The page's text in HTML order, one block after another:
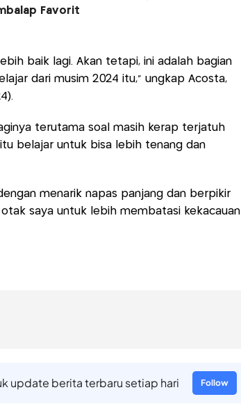
Favorit
baik lagi. Akan tetapi, ini adalah bagian
dari musim 2024 itu," ungkap Acosta,
terutama soal masih kerap terjatuh
belajar untuk bisa lebih tenang dan
menarik napas panjang dan berpikir
saya untuk lebih membatasi kekacauan
update berita terbaru setiap hari Follow